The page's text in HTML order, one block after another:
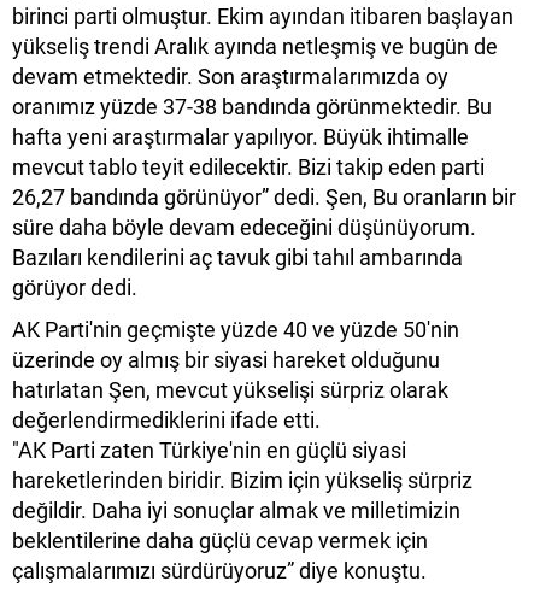
birinci parti olmuştur. Ekim ayından itibaren başlayan
yükseliş trendi Aralık ayında netleşmiş ve bugün de
devam etmektedir. Son araştırmalarımızda oy
oranımız yüzde 37-38 bandında görünmektedir. Bu
hafta yeni araştırmalar yapılıyor. Büyük ihtimalle
mevcut tablo teyit edilecektir. Bizi takip eden parti
26,27 bandında görünüyor” dedi. Şen, Bu oranların bir
süre daha böyle devam edeceğini düşünüyorum.
Bazıları kendilerini aç tavuk gibi tahıl ambarında
görüyor dedi.
AK Parti'nin geçmişte yüzde 40 ve yüzde 50'nin
üzerinde oy almış bir siyasi hareket olduğunu
hatırlatan Şen, mevcut yükselişi sürpriz olarak
değerlendirmediklerini ifade etti.
"AK Parti zaten Türkiye'nin en güçlü siyasi
hareketlerinden biridir. Bizim için yükseliş sürpriz
değildir. Daha iyi sonuçlar almak ve milletimizin
beklentilerine daha güçlü cevap vermek için
çalışmalarımızı sürdürüyoruz” diye konuştu.